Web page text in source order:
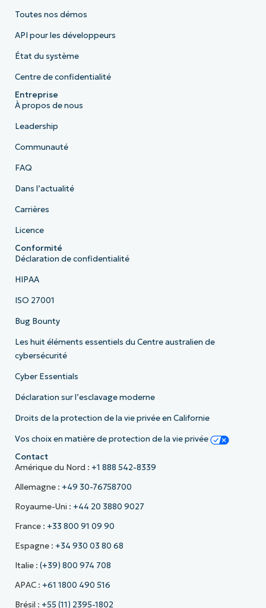
Toutes nos démos
API pour les développeurs
État du système
Centre de confidentialité
Entreprise
À propos de nous
Leadership
Communauté
FAQ
Dans l’actualité
Carrières
Licence
Conformité
Déclaration de confidentialité
HIPAA
ISO 27001
Bug Bounty
Les huit éléments essentiels du Centre australien de
cybersécurité
Cyber Essentials
Déclaration sur l’esclavage moderne
Droits de la protection de la vie privée en Californie
Vos choix en matière de protection de la vie privée
Contact
Amérique du Nord : +1 888 542-8339
Allemagne : +49 30-76758700
Royaume-Uni : +44 20 3880 9027
France : +33 800 91 09 90
Espagne : +34 930 03 80 68
Italie : (+39) 800 974 708
APAC : +61 1800 490 516
Brésil : +55 (11) 2395-1802